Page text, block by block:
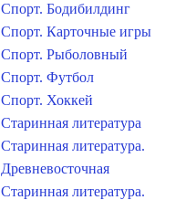
Спорт. Бодибилдинг
Спорт. Карточные игры
Спорт. Рыболовный
Спорт. Футбол
Спорт. Хоккей
Старинная литература
Старинная литература.
Древневосточная
Старинная литература.